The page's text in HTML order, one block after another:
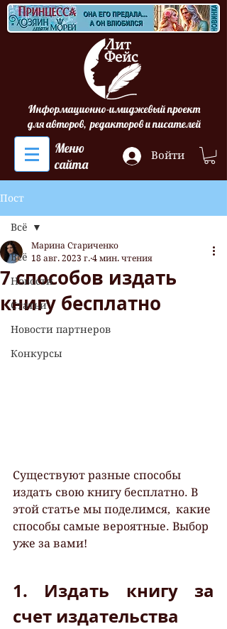
Информационно-имиджевый проект
для авторов, редакторов и писателей
Меню
сайта
Войти
Пост
Всё
Новости
Статьи
Новости партнеров
Конкурсы
Всё
7 способов издать
книгу бесплатно
Марина Стариченко
18 авг. 2023 г. 4 мин. чтения
Существуют разные способы
издать свою книгу бесплатно. В
этой статье мы поделимся,  какие
способы самые вероятные. Выбор
уже за вами!
1. Издать книгу за
счет издательства